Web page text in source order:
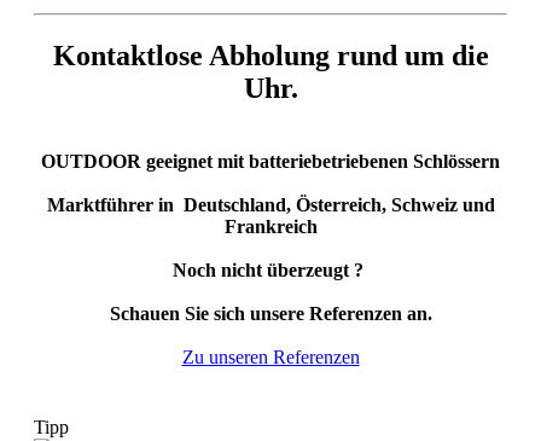
Kontaktlose Abholung rund um die
Uhr.
OUTDOOR geeignet mit batteriebetriebenen Schlössern
Marktführer in Deutschland, Österreich, Schweiz und
Frankreich
Noch nicht überzeugt ?
Schauen Sie sich unsere Referenzen an.
Zu unseren Referenzen
Tipp